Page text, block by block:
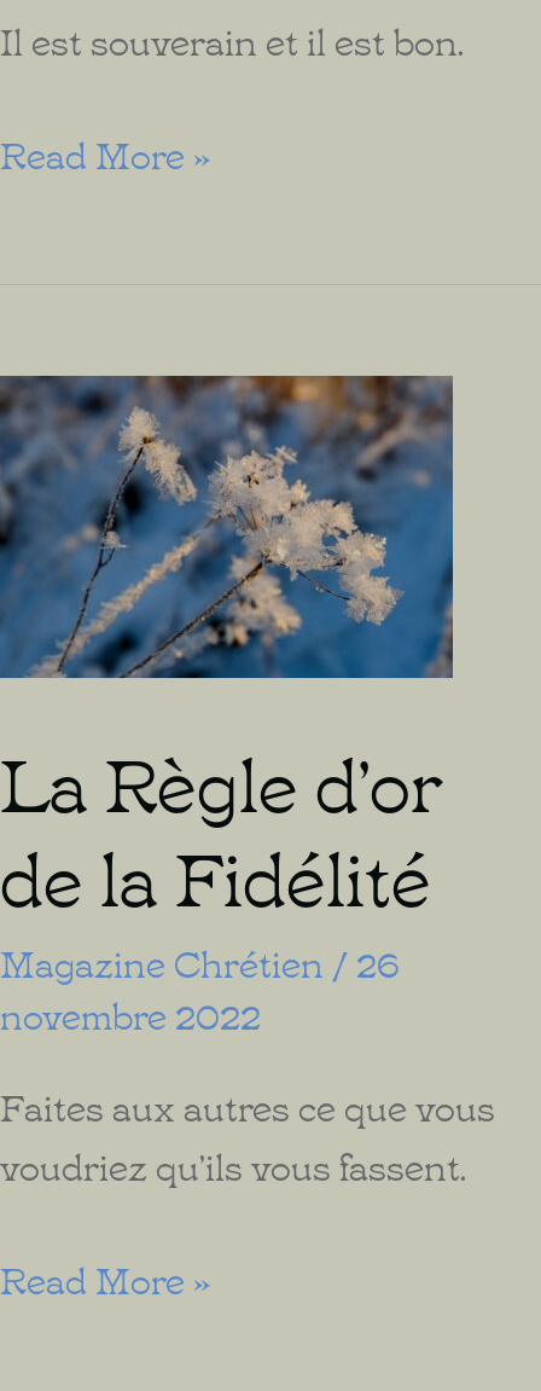
Il est souverain et il est bon.
Sans
Read More »
La Règle d’or
de la Fidélité
Magazine Chrétien /26
novembre 2022
Faites aux autres ce que vous
voudriez qu’ils vous fassent.
La
Read More »